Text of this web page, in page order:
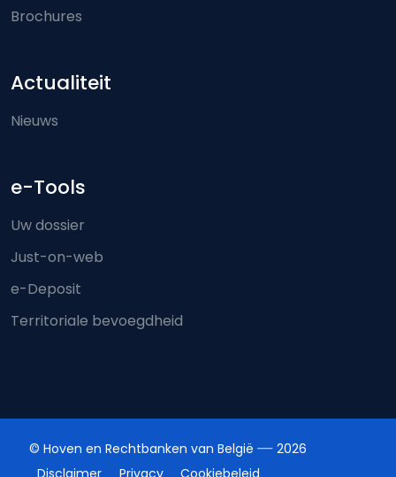
Brochures
Actualiteit
Nieuws
e-Tools
Uw dossier
Just-on-web
e-Deposit
Territoriale bevoegdheid
© Hoven en Rechtbanken van België
2026